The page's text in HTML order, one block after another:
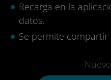
Recarga en la
datos.
Se permite compartir